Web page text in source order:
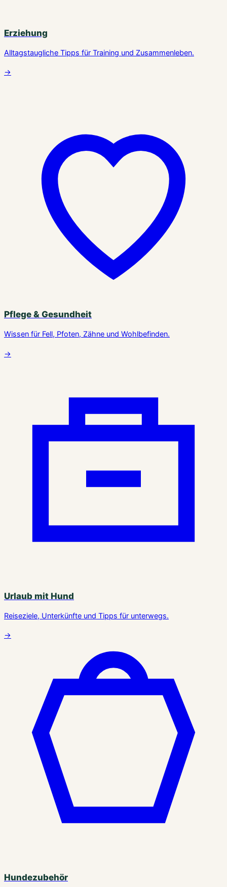
Erziehung
Alltagstaugliche Tipps für Training und Zusammenleben.
→
Pflege & Gesundheit
Wissen für Fell, Pfoten, Zähne und Wohlbefinden.
→
Urlaub mit Hund
Reiseziele, Unterkünfte und Tipps für unterwegs.
→
Hundezubehör